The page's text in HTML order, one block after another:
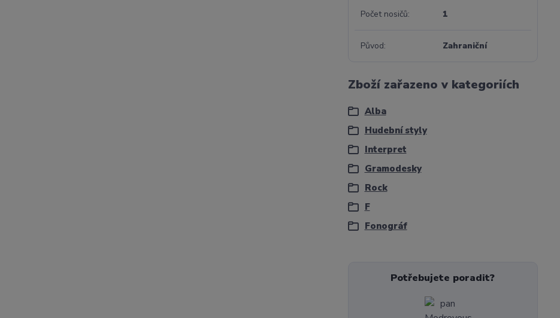
Počet nosičů 1
Původ Zahraniční
Zboží zařazeno v kategoriích
Alba
Hudební styly
Interpret
Gramodesky
Rock
F
Fonográf
Potřebujete poradit?